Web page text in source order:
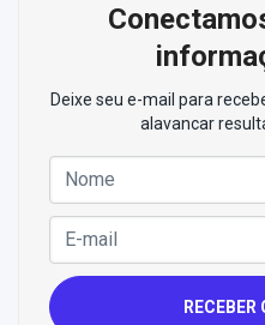
Deixe seu e-mail para
alavancar